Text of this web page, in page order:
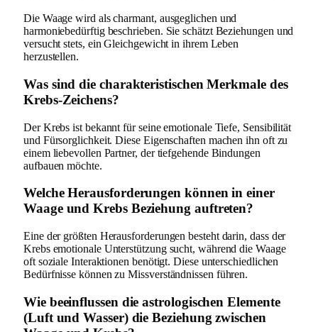
Die Waage wird als charmant, ausgeglichen und
harmoniebedürftig beschrieben. Sie schätzt Beziehungen und
versucht stets, ein Gleichgewicht in ihrem Leben
herzustellen.
Was sind die charakteristischen Merkmale des
Krebs-Zeichens?
Der Krebs ist bekannt für seine emotionale Tiefe, Sensibilität
und Fürsorglichkeit. Diese Eigenschaften machen ihn oft zu
einem liebevollen Partner, der tiefgehende Bindungen
aufbauen möchte.
Welche Herausforderungen können in einer
Waage und Krebs Beziehung auftreten?
Eine der größten Herausforderungen besteht darin, dass der
Krebs emotionale Unterstützung sucht, während die Waage
oft soziale Interaktionen benötigt. Diese unterschiedlichen
Bedürfnisse können zu Missverständnissen führen.
Wie beeinflussen die astrologischen Elemente
(Luft und Wasser) die Beziehung zwischen